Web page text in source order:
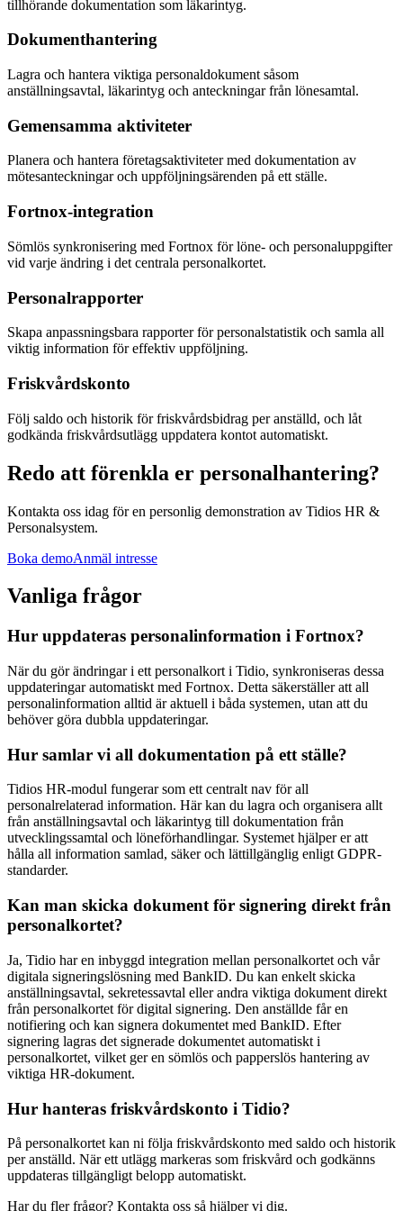
tillhörande dokumentation som läkarintyg.
Dokumenthantering
Lagra och hantera viktiga personaldokument såsom
anställningsavtal, läkarintyg och anteckningar från lönesamtal.
Gemensamma aktiviteter
Planera och hantera företagsaktiviteter med dokumentation av
mötesanteckningar och uppföljningsärenden på ett ställe.
Fortnox-integration
Sömlös synkronisering med Fortnox för löne- och personaluppgifter
vid varje ändring i det centrala personalkortet.
Personalrapporter
Skapa anpassningsbara rapporter för personalstatistik och samla all
viktig information för effektiv uppföljning.
Friskvårdskonto
Följ saldo och historik för friskvårdsbidrag per anställd, och låt
godkända friskvårdsutlägg uppdatera kontot automatiskt.
Redo att förenkla er personalhantering?
Kontakta oss idag för en personlig demonstration av Tidios HR &
Personalsystem.
Boka demoAnmäl intresse
Vanliga frågor
Hur uppdateras personalinformation i Fortnox?
När du gör ändringar i ett personalkort i Tidio, synkroniseras dessa
uppdateringar automatiskt med Fortnox. Detta säkerställer att all
personalinformation alltid är aktuell i båda systemen, utan att du
behöver göra dubbla uppdateringar.
Hur samlar vi all dokumentation på ett ställe?
Tidios HR-modul fungerar som ett centralt nav för all
personalrelaterad information. Här kan du lagra och organisera allt
från anställningsavtal och läkarintyg till dokumentation från
utvecklingssamtal och löneförhandlingar. Systemet hjälper er att
hålla all information samlad, säker och lättillgänglig enligt GDPR-
standarder.
Kan man skicka dokument för signering direkt från
personalkortet?
Ja, Tidio har en inbyggd integration mellan personalkortet och vår
digitala signeringslösning med BankID. Du kan enkelt skicka
anställningsavtal, sekretessavtal eller andra viktiga dokument direkt
från personalkortet för digital signering. Den anställde får en
notifiering och kan signera dokumentet med BankID. Efter
signering lagras det signerade dokumentet automatiskt i
personalkortet, vilket ger en sömlös och papperslös hantering av
viktiga HR-dokument.
Hur hanteras friskvårdskonto i Tidio?
På personalkortet kan ni följa friskvårdskonto med saldo och historik
per anställd. När ett utlägg markeras som friskvård och godkänns
uppdateras tillgängligt belopp automatiskt.
Har du fler frågor? Kontakta oss så hjälper vi dig.